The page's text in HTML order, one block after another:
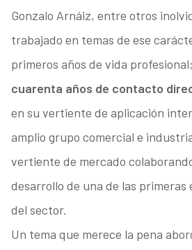
Gonzalo Arnáiz, entre otros
trabajado en temas de ese
primeros años de vida
cuarenta años de contacto
en su vertiente de aplicación
amplio grupo comercial e
vertiente de mercado
desarrollo de una de las primeras
del sector.
Un tema que merece la pena